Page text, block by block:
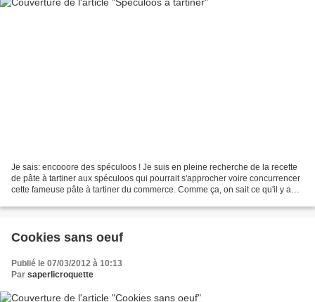
Je sais: encooore des spéculoos ! Je suis en pleine recherche de la recette
de pâte à tartiner aux spéculoos qui pourrait s'approcher voire concurrencer
cette fameuse pâte à tartiner du commerce. Comme ça, on sait ce qu'il y a
Cookies sans oeuf
Publié le 07/03/2012 à 10:13
Par saperlicroquette